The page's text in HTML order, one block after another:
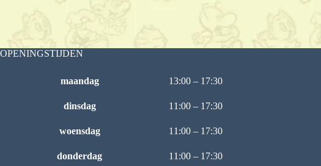
OPENINGSTIJDEN
maandag 13:00 – 17:30
dinsdag 11:00 – 17:30
woensdag 11:00 – 17:30
donderdag 11:00 – 17:30